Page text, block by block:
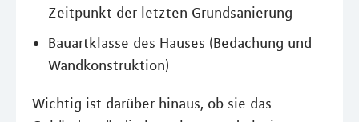
Zeitpunkt der letzten Grundsanierung
Bauartklasse des Hauses (Bedachung und
Wandkonstruktion)
Wichtig ist darüber hinaus, ob sie das